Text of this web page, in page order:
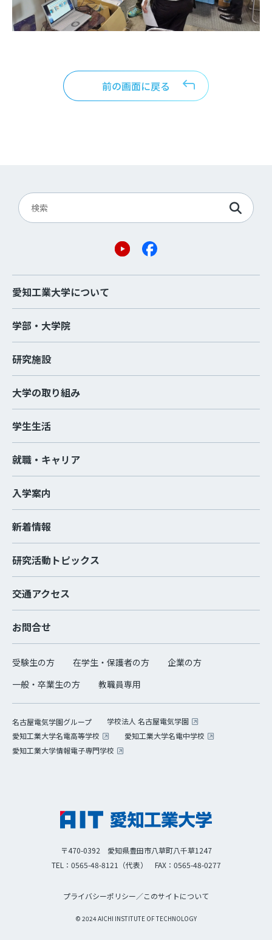
前の画面に戻る
愛知工業大学について
学部・大学院
研究施設
大学の取り組み
学生生活
就職・キャリア
入学案内
新着情報
研究活動トピックス
交通アクセス
お問合せ
受験生の方 在学生・保護者の方
企業の方
一般・卒業生の方
教職員専用
名古屋電気学園グループ
学校法人 名古屋電気学園
愛知工業大学名電高等学校
愛知工業大学名電中学校
愛知工業大学情報電子専門学校
〒470-0392 愛知県豊田市八草町八千草1247
TEL：0565-48-8121（代表）
FAX：0565-48-0277
プライバシーポリシー／このサイトについて
© 2024 AICHI INSTITUTE OF TECHNOLOGY